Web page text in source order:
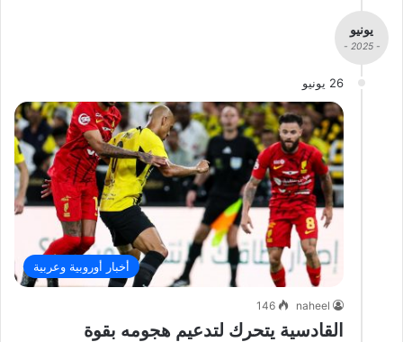
يونيو
- 2025 -
26 يونيو
أخبار أوروبية وعربية
naheel
146
القادسية يتحرك لتدعيم هجومه بقوة